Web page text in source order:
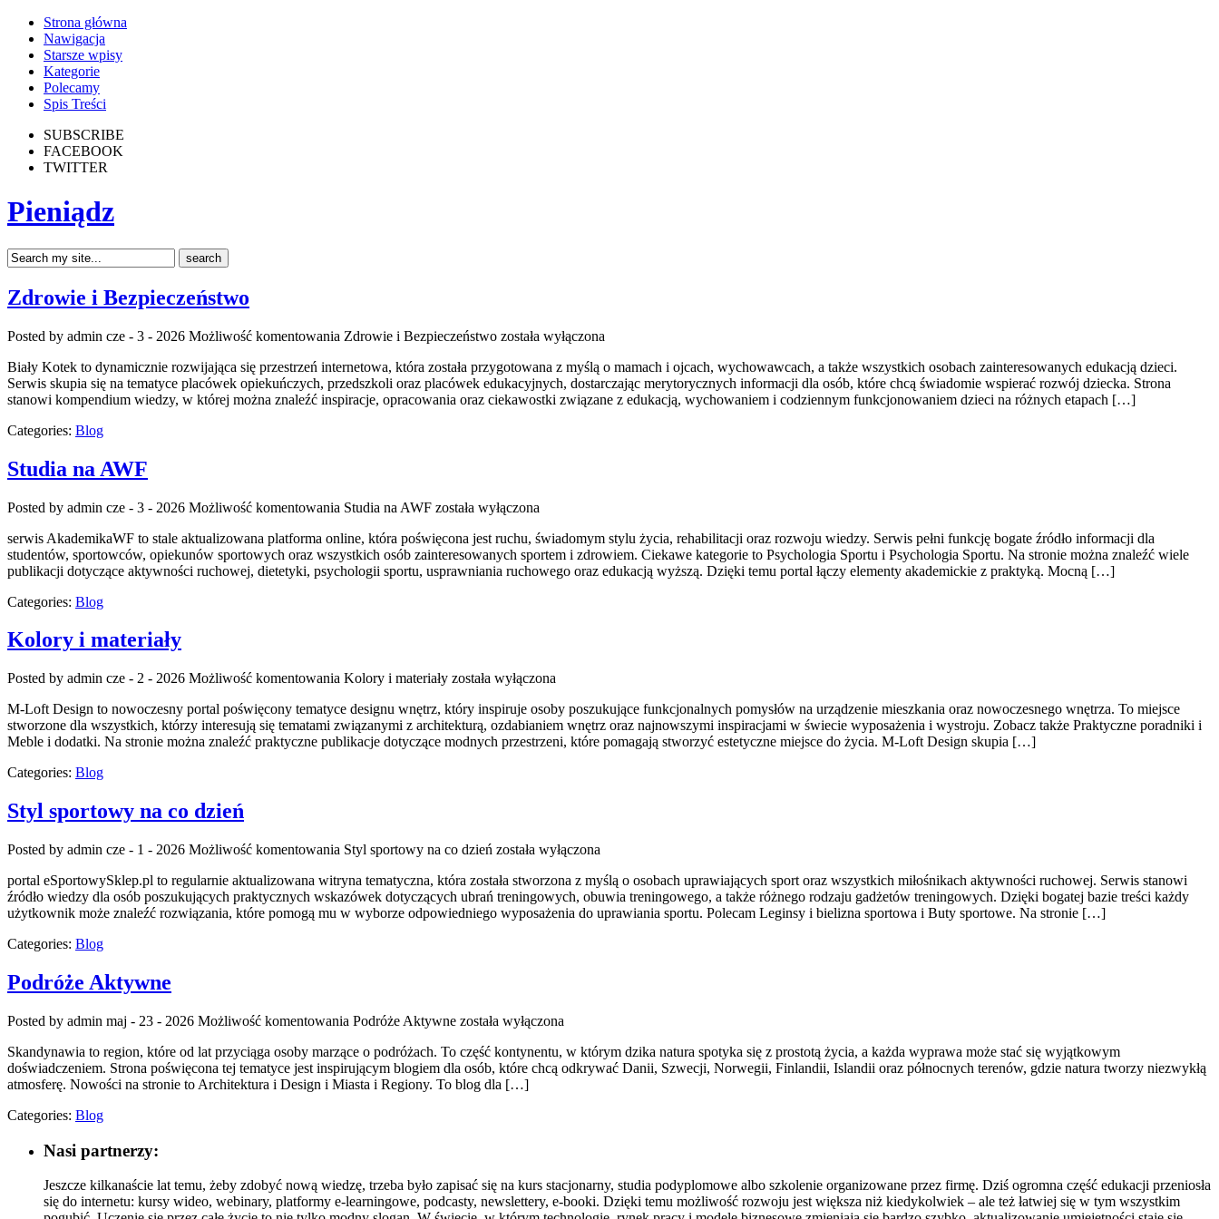
Strona główna
Nawigacja
Starsze wpisy
Kategorie
Polecamy
Spis Treści
SUBSCRIBE
FACEBOOK
TWITTER
Pieniądz
Zdrowie i Bezpieczeństwo
Posted by admin cze - 3 - 2026 Możliwość komentowania Zdrowie i Bezpieczeństwo została wyłączona
Biały Kotek to dynamicznie rozwijająca się przestrzeń internetowa, która została przygotowana z myślą o mamach i ojcach, wychowawcach, a także wszystkich osobach zainteresowanych edukacją dzieci.
Serwis skupia się na tematyce placówek opiekuńczych, przedszkoli oraz placówek edukacyjnych, dostarczając merytorycznych informacji dla osób, które chcą świadomie wspierać rozwój dziecka. Strona
stanowi kompendium wiedzy, w której można znaleźć inspiracje, opracowania oraz ciekawostki związane z edukacją, wychowaniem i codziennym funkcjonowaniem dzieci na różnych etapach […]
Categories: Blog
Studia na AWF
Posted by admin cze - 3 - 2026 Możliwość komentowania Studia na AWF została wyłączona
serwis AkademikaWF to stale aktualizowana platforma online, która poświęcona jest ruchu, świadomym stylu życia, rehabilitacji oraz rozwoju wiedzy. Serwis pełni funkcję bogate źródło informacji dla
studentów, sportowców, opiekunów sportowych oraz wszystkich osób zainteresowanych sportem i zdrowiem. Ciekawe kategorie to Psychologia Sportu i Psychologia Sportu. Na stronie można znaleźć wiele
publikacji dotyczące aktywności ruchowej, dietetyki, psychologii sportu, usprawniania ruchowego oraz edukacją wyższą. Dzięki temu portal łączy elementy akademickie z praktyką. Mocną […]
Categories: Blog
Kolory i materiały
Posted by admin cze - 2 - 2026 Możliwość komentowania Kolory i materiały została wyłączona
M-Loft Design to nowoczesny portal poświęcony tematyce designu wnętrz, który inspiruje osoby poszukujące funkcjonalnych pomysłów na urządzenie mieszkania oraz nowoczesnego wnętrza. To miejsce
stworzone dla wszystkich, którzy interesują się tematami związanymi z architekturą, ozdabianiem wnętrz oraz najnowszymi inspiracjami w świecie wyposażenia i wystroju. Zobacz także Praktyczne poradniki i
Meble i dodatki. Na stronie można znaleźć praktyczne publikacje dotyczące modnych przestrzeni, które pomagają stworzyć estetyczne miejsce do życia. M-Loft Design skupia […]
Categories: Blog
Styl sportowy na co dzień
Posted by admin cze - 1 - 2026 Możliwość komentowania Styl sportowy na co dzień została wyłączona
portal eSportowySklep.pl to regularnie aktualizowana witryna tematyczna, która została stworzona z myślą o osobach uprawiających sport oraz wszystkich miłośnikach aktywności ruchowej. Serwis stanowi
źródło wiedzy dla osób poszukujących praktycznych wskazówek dotyczących ubrań treningowych, obuwia treningowego, a także różnego rodzaju gadżetów treningowych. Dzięki bogatej bazie treści każdy
użytkownik może znaleźć rozwiązania, które pomogą mu w wyborze odpowiedniego wyposażenia do uprawiania sportu. Polecam Leginsy i bielizna sportowa i Buty sportowe. Na stronie […]
Categories: Blog
Podróże Aktywne
Posted by admin maj - 23 - 2026 Możliwość komentowania Podróże Aktywne została wyłączona
Skandynawia to region, które od lat przyciąga osoby marzące o podróżach. To część kontynentu, w którym dzika natura spotyka się z prostotą życia, a każda wyprawa może stać się wyjątkowym
doświadczeniem. Strona poświęcona tej tematyce jest inspirującym blogiem dla osób, które chcą odkrywać Danii, Szwecji, Norwegii, Finlandii, Islandii oraz północnych terenów, gdzie natura tworzy niezwykłą
atmosferę. Nowości na stronie to Architektura i Design i Miasta i Regiony. To blog dla […]
Categories: Blog
Nasi partnerzy:
Jeszcze kilkanaście lat temu, żeby zdobyć nową wiedzę, trzeba było zapisać się na kurs stacjonarny, studia podyplomowe albo szkolenie organizowane przez firmę. Dziś ogromna część edukacji przeniosła
się do internetu: kursy wideo, webinary, platformy e-learningowe, podcasty, newslettery, e-booki. Dzięki temu możliwość rozwoju jest większa niż kiedykolwiek – ale też łatwiej się w tym wszystkim